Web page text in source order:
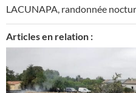
LACUNAPA, randonnée
Articles en relation :